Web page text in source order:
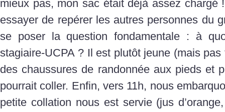
mieux pas, mon sac était déjà assez chargé
essayer de repérer les autres personnes du
se poser la question fondamentale : à
stagiaire-UCPA ? Il est plutôt jeune (mais
des chaussures de randonnée aux pieds et
pourrait coller. Enfin, vers 11h, nous
petite collation nous est servie (jus